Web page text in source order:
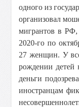
одного из
организовал
мигрантов в РФ
2020-го по
27 женщин. У
рождении детей
деньги
иностранцам